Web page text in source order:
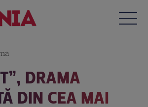
DRAMA
DIN CEA MAI